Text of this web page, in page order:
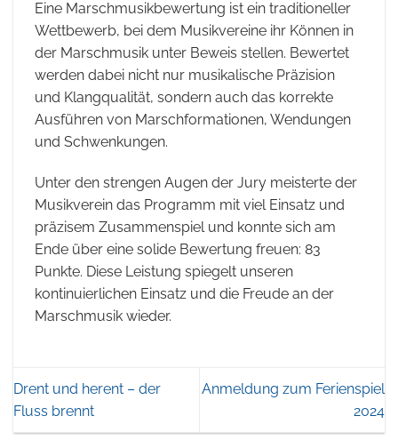
Eine Marschmusikbewertung ist ein traditioneller
Wettbewerb, bei dem Musikvereine ihr Können in
der Marschmusik unter Beweis stellen. Bewertet
werden dabei nicht nur musikalische Präzision
und Klangqualität, sondern auch das korrekte
Ausführen von Marschformationen, Wendungen
und Schwenkungen.
Unter den strengen Augen der Jury meisterte der
Musikverein das Programm mit viel Einsatz und
präzisem Zusammenspiel und konnte sich am
Ende über eine solide Bewertung freuen: 83
Punkte. Diese Leistung spiegelt unseren
kontinuierlichen Einsatz und die Freude an der
Marschmusik wieder.
Drent und herent – der
Fluss brennt
Anmeldung zum Ferienspiel
2024